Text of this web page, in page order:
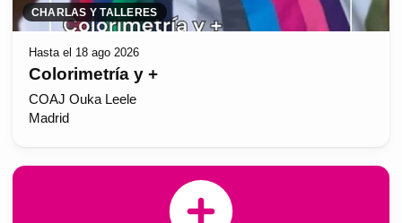
CHARLAS Y TALLERES
Hasta el 18 ago 2026
Colorimetría y +
COAJ Ouka Leele
Madrid